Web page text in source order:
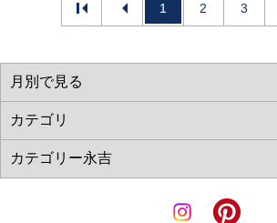
1 2 3